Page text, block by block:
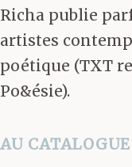
Richa publie
artistes
poétique (TXT
Po&ésie).
AU